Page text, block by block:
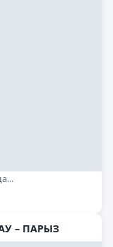
– ПАРЫЗ